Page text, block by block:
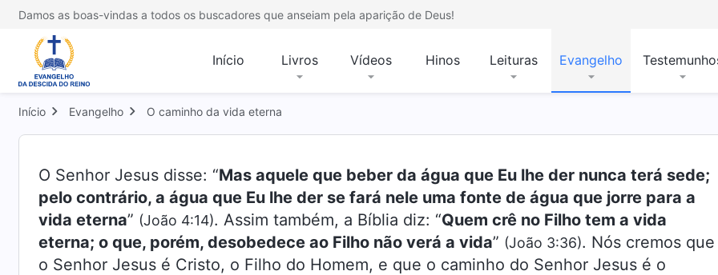
Damos as boas-vindas a todos os buscadores que anseiam pela aparição de Deus!
Início Livros Vídeos Hinos Leituras Evangelho
Início Evangelho O caminho da vida eterna
O Senhor Jesus disse: “Mas aquele que beber da água que Eu lhe der nunca terá sede;
pelo contrário, a água que Eu lhe der se fará nele uma fonte de água que jorre para a
vida eterna” (João 4:14). Assim também, a Bíblia diz: “Quem crê no Filho tem a vida
eterna; o que, porém, desobedece ao Filho não verá a vida” (João 3:36). Nós cremos que
o Senhor Jesus é Cristo, o Filho do Homem, e que o caminho do Senhor Jesus é o